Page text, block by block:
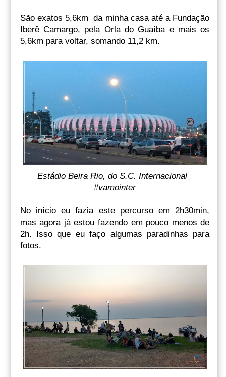
São exatos 5,6km da minha casa até a Fundação
Iberê Camargo, pela Orla do Guaíba e mais os
5,6km para voltar, somando 11,2 km.
Estádio Beira Rio, do S.C. Internacional
#vamointer
No início eu fazia este percurso em 2h30min,
mas agora já estou fazendo em pouco menos de
2h. Isso que eu faço algumas paradinhas para
fotos.